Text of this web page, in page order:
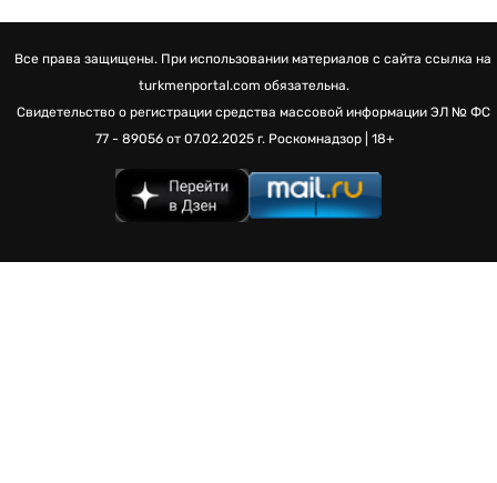
Все права защищены. При использовании материалов с сайта ссылка на
turkmenportal.com обязательна.
Свидетельство о регистрации средства массовой информации ЭЛ № ФС
77 - 89056 от 07.02.2025 г. Роскомнадзор | 18+